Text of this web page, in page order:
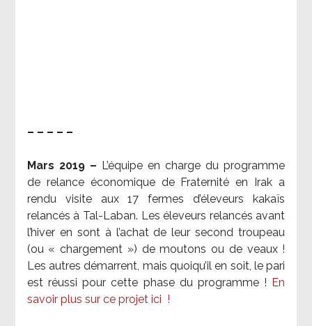
– – – – –
Mars 2019 – L’équipe en charge du programme
de relance économique de Fraternité en Irak a
rendu visite aux 17 fermes d’éleveurs kakaïs
relancés à Tal-Laban. Les éleveurs relancés avant
l’hiver en sont à l’achat de leur second troupeau
(ou « chargement ») de moutons ou de veaux !
Les autres démarrent, mais quoiqu’il en soit, le pari
est réussi pour cette phase du programme ! En
savoir plus sur ce projet ici !